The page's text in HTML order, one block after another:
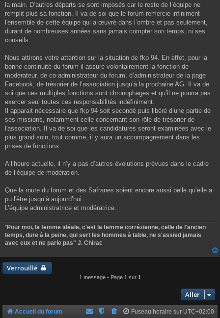
la main. D’autres départs se sont imposés car le reste de l’équipe ne
remplit plus sa fonction. Il va de soi que le forum remercie infiniment
l'ensemble de cette équipe qui a œuvré dans l’ombre et pas seulement,
durant de nombreuses années sans jamais compter son temps, ni ses
conseils.
Nous attirons votre attention sur la situation de fkp 94. En effet, pour la
bonne continuité du forum il assure volontairement la fonction de
modérateur, de co-administrateur du forum, d’administrateur de la page
Facebook, de trésorier de l’association jusqu’à la prochaine AG. Il va de
soi que ces multiples fonctions sont chronophages et qu’il ne pourra pas
exercer seul toutes ces responsabilités indéfiniment.
Il apparait nécessaire que fkp 94 soit secondé puis libéré d’une partie de
ses missions, notamment celle concernant son rôle de trésorier de
l'association. Il va de soi que les candidatures seront examinées avec le
plus grand soin, tout comme, il y aura un accompagnement dans les
prises de fonctions.
A l’heure actuelle, il n’y a pas d’autres évolutions prévues dans le cadre
de l’équipe de modération.
Que la route du forum et des Safranes soient encore aussi belle qu’elle a
pu l'être jusqu’à aujourd’hui.
L’équipe administratrice et modératrice.
"Pour moi, la femme idéale, c'est la femme corrézienne, celle de l'ancien
temps, dure à la peine, qui sert les hommes à table, ne s'assied jamais
avec eux et ne parle pas" J. Chirac
Verrouillé
1 message • Page 1 sur 1
Aller
Accueil du forum Fuseau horaire sur UTC+02:00